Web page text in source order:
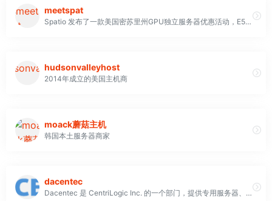
meetspat
Spatio 发布了一款美国密苏里州GPU独立服务器优惠活动，E5-2630v4处理器，英伟达GTX 1080显卡，128G DDR4 ECC内存，优惠后年付$600（$50/月）或月付$80。对GPU服务器有需求的小伙伴可以关注
hudsonvalleyhost
2014年成立的美国主机商
moack蘑菇主机
韩国本土服务器商家
dacentec
Dacentec 是 CentriLogic Inc. 的一个部门，提供专用服务器、VPS、云和主机托管服务。我们与客户合作，部署由世界一流的全球基础设施提供的快速且经济实惠的解决方案。 Dacentec 数据中心位于北卡罗来纳州勒诺，由当地高接触支持和专业知识提供支持。2013 年，我们被 CentriLogic 收购，后者是一家全球托管、云计算和高级 IT 外包解决方案提供商，使我们能够提供增值服务，支持我们的客户及其不断变化的 IT 需求